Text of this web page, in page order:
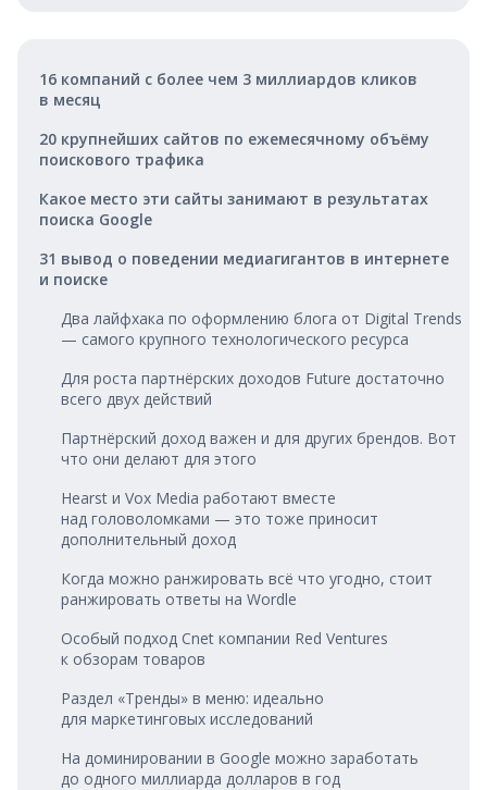
16 компаний с более чем 3 миллиардов кликов
в месяц
20 крупнейших сайтов по ежемесячному объёму
поискового трафика
Какое место эти сайты занимают в результатах
поиска Google
31 вывод о поведении медиагигантов в интернете
и поиске
Два лайфхака по оформлению блога от Digital Trends
— самого крупного технологического ресурса
Для роста партнёрских доходов Future достаточно
всего двух действий
Партнёрский доход важен и для других брендов. Вот
что они делают для этого
Hearst и Vox Media работают вместе
над головоломками — это тоже приносит
дополнительный доход
Когда можно ранжировать всё что угодно, стоит
ранжировать ответы на Wordle
Особый подход Cnet компании Red Ventures
к обзорам товаров
Раздел «Тренды» в меню: идеально
для маркетинговых исследований
На доминировании в Google можно заработать
до одного миллиарда долларов в год